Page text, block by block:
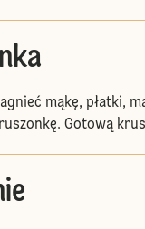
mąkę, płatki,
Gotową